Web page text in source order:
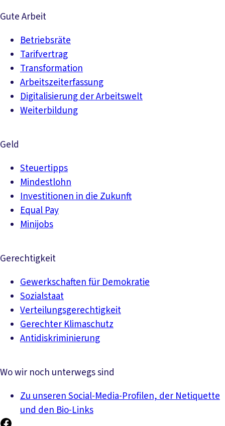
Gute Arbeit
Betriebsräte
Tarifvertrag
Transformation
Arbeitszeiterfassung
Digitalisierung der Arbeitswelt
Weiterbildung
Geld
Steuertipps
Mindestlohn
Investitionen in die Zukunft
Equal Pay
Minijobs
Gerechtigkeit
Gewerkschaften für Demokratie
Sozialstaat
Verteilungsgerechtigkeit
Gerechter Klimaschutz
Antidiskriminierung
Wo wir noch unterwegs sind
Zu unseren Social-Media-Profilen, der Netiquette
und den Bio-Links